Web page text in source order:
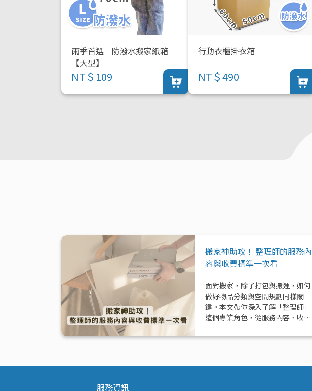
雨季首選｜防潑水搬家紙箱
【大型】
NT＄109
行動衣櫃掛衣箱
NT＄490
搬家神助攻！ 整理師的服務內
容與收費標準一次看
面對搬家，除了打包與搬運，如何
做好物品分類與空間規劃同樣關
鍵。本文帶你深入了解「整理師」
這個專業角色，從服務內容、收費
與加值效益，一次解析！
服務資訊